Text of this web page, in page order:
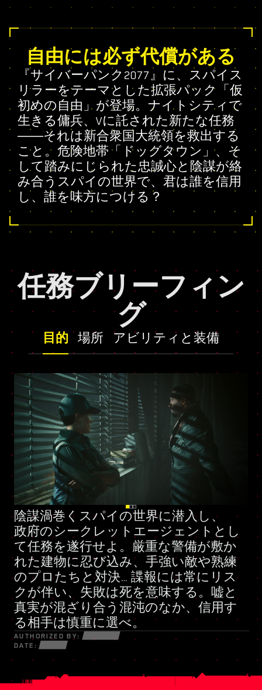
自由には必ず代償がある
『サイバーパンク2077』に、スパイス
リラーをテーマとした拡張パック「仮
初めの自由」が登場。ナイトシティで
生きる傭兵、Vに託された新たな任務
――それは新合衆国大統領を救出する
こと。危険地帯「ドッグタウン」、そ
して踏みにじられた忠誠心と陰謀が絡
み合うスパイの世界で、君は誰を信用
し、誰を味方につける？
任務ブリーフィン
グ
目的 場所 アビリティと装備
陰謀渦巻くスパイの世界に潜入し、
政府のシークレットエージェント とし
て任務を遂行せよ。厳重な警備が敷か
れた建物に忍び込み、手強い敵や熟練
のプロたちと対決… 諜報には常にリス
クが伴い、失敗は死を意味する。嘘と
真実が混ざり合う混沌のなか、信用す
る相手は慎重に選べ。
AUTHORIZED BY:
DATE:
好戦的な私兵組織
新たなスキルツリー